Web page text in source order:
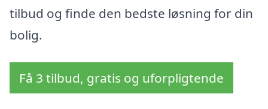
tilbud og finde den bedste løsning for din
bolig.
Få 3 tilbud, gratis og uforpligtende